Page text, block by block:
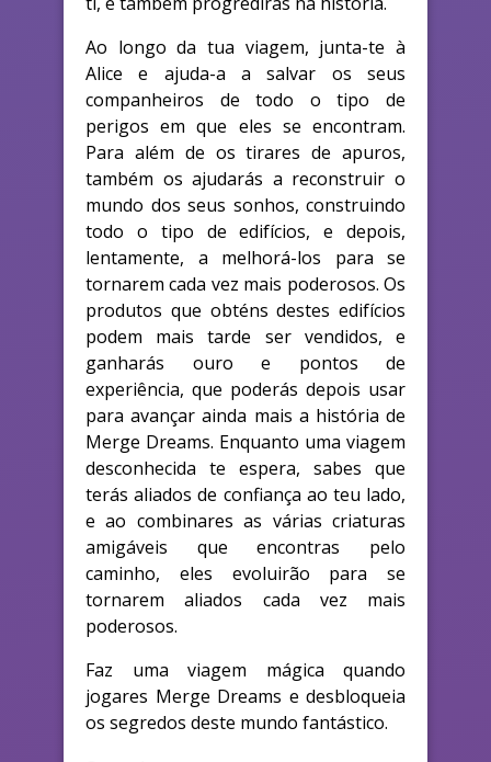
Ao longo da tua viagem, junta-te à
Alice e ajuda-a a salvar os seus
companheiros de todo o tipo de
perigos em que eles se encontram.
Para além de os tirares de apuros,
também os ajudarás a reconstruir o
mundo dos seus sonhos, construindo
todo o tipo de edifícios, e depois,
lentamente, a melhorá-los para se
tornarem cada vez mais poderosos. Os
produtos que obténs destes edifícios
podem mais tarde ser vendidos, e
ganharás ouro e pontos de
experiência, que poderás depois usar
para avançar ainda mais a história de
Merge Dreams. Enquanto uma viagem
desconhecida te espera, sabes que
terás aliados de confiança ao teu lado,
e ao combinares as várias criaturas
amigáveis que encontras pelo
caminho, eles evoluirão para se
tornarem aliados cada vez mais
poderosos.
Faz uma viagem mágica quando
jogares Merge Dreams e desbloqueia
os segredos deste mundo fantástico.